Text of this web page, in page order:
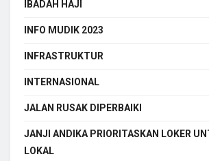
IBADAH HAJI
INFO MUDIK 2023
INFRASTRUKTUR
INTERNASIONAL
JALAN RUSAK DIPERBAIKI
JANJI ANDIKA PRIORITASKAN LOKER
LOKAL